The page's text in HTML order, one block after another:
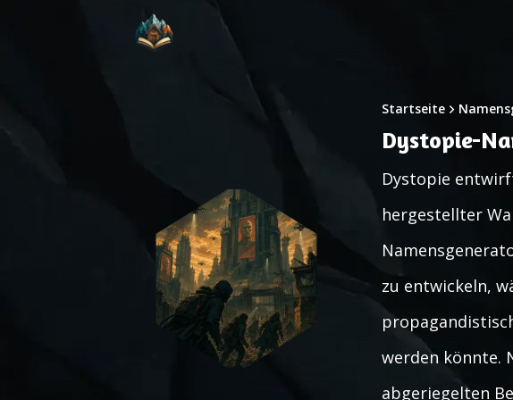
Startseite
Dystopie-
Dystopie
hergestellter
zu entwickeln,
werden könnte.
abgeriegelten